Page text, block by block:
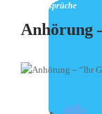
Ihre Ansprüche
Anhörung